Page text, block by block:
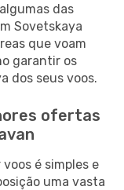
das
Sovetskaya
que voam
garantir os
dos seus voos.
ofertas
é simples e
uma vasta